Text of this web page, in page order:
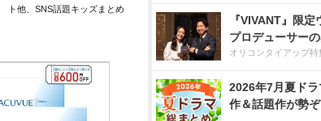
ト他、SNS話題キッズまとめ
『VIVANT』限定
プロデューサー
オリコンタイアップ特
2026年7月夏ドラ
作＆話題作が勢ぞ